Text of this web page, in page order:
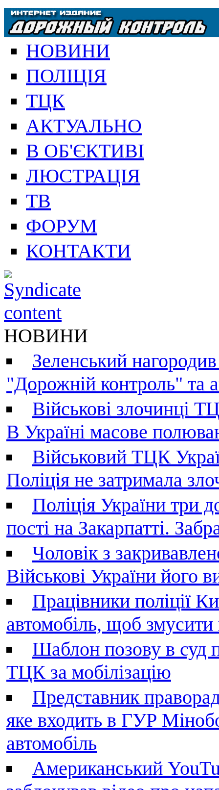
НОВИНИ
ПОЛІЦІЯ
ТЦК
АКТУАЛЬНО
В ОБ'ЄКТИВІ
ЛЮСТРАЦІЯ
ТВ
ФОРУМ
КОНТАКТИ
НОВИНИ
Зеленський
"Дорожній контроль" та
Військові злочинці
В Україні масове
Військовий ТЦК
Поліція не затримала
Поліція України три
пості на Закарпатті.
Чоловік з
Військові України його
Працівники поліції
автомобіль, щоб
Шаблон позову в суд
ТЦК за мобілізацію
Представник
яке входить в ГУР
автомобіль
Американський